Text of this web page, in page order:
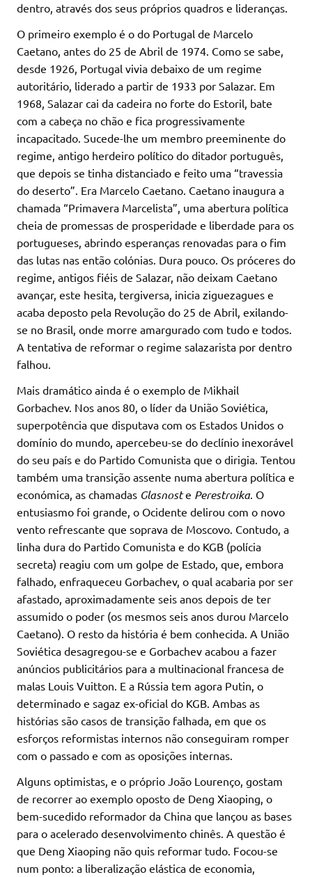
dentro, através dos seus próprios quadros e lideranças.
O primeiro exemplo é o do Portugal de Marcelo
Caetano, antes do 25 de Abril de 1974. Como se sabe,
desde 1926, Portugal vivia debaixo de um regime
autoritário, liderado a partir de 1933 por Salazar. Em
1968, Salazar cai da cadeira no forte do Estoril, bate
com a cabeça no chão e fica progressivamente
incapacitado. Sucede-lhe um membro preeminente do
regime, antigo herdeiro político do ditador português,
que depois se tinha distanciado e feito uma “travessia
do deserto”. Era Marcelo Caetano. Caetano inaugura a
chamada “Primavera Marcelista”, uma abertura política
cheia de promessas de prosperidade e liberdade para os
portugueses, abrindo esperanças renovadas para o fim
das lutas nas então colónias. Dura pouco. Os próceres do
regime, antigos fiéis de Salazar, não deixam Caetano
avançar, este hesita, tergiversa, inicia ziguezagues e
acaba deposto pela Revolução do 25 de Abril, exilando-
se no Brasil, onde morre amargurado com tudo e todos.
A tentativa de reformar o regime salazarista por dentro
falhou.
Mais dramático ainda é o exemplo de Mikhail
Gorbachev. Nos anos 80, o líder da União Soviética,
superpotência que disputava com os Estados Unidos o
domínio do mundo, apercebeu-se do declínio inexorável
do seu país e do Partido Comunista que o dirigia. Tentou
também uma transição assente numa abertura política e
económica, as chamadas Glasnoste Perestroika. O
entusiasmo foi grande, o Ocidente delirou com o novo
vento refrescante que soprava de Moscovo. Contudo, a
linha dura do Partido Comunista e do KGB (polícia
secreta) reagiu com um golpe de Estado, que, embora
falhado, enfraqueceu Gorbachev, o qual acabaria por ser
afastado, aproximadamente seis anos depois de ter
assumido o poder (os mesmos seis anos durou Marcelo
Caetano). O resto da história é bem conhecida. A União
Soviética desagregou-se e Gorbachev acabou a fazer
anúncios publicitários para a multinacional francesa de
malas Louis Vuitton. E a Rússia tem agora Putin, o
determinado e sagaz ex-oficial do KGB. Ambas as
histórias são casos de transição falhada, em que os
esforços reformistas internos não conseguiram romper
com o passado e com as oposições internas.
Alguns optimistas, e o próprio João Lourenço, gostam
de recorrer ao exemplo oposto de Deng Xiaoping, o
bem-sucedido reformador da China que lançou as bases
para o acelerado desenvolvimento chinês. A questão é
que Deng Xiaoping não quis reformar tudo. Focou-se
num ponto: a liberalização elástica de economia,